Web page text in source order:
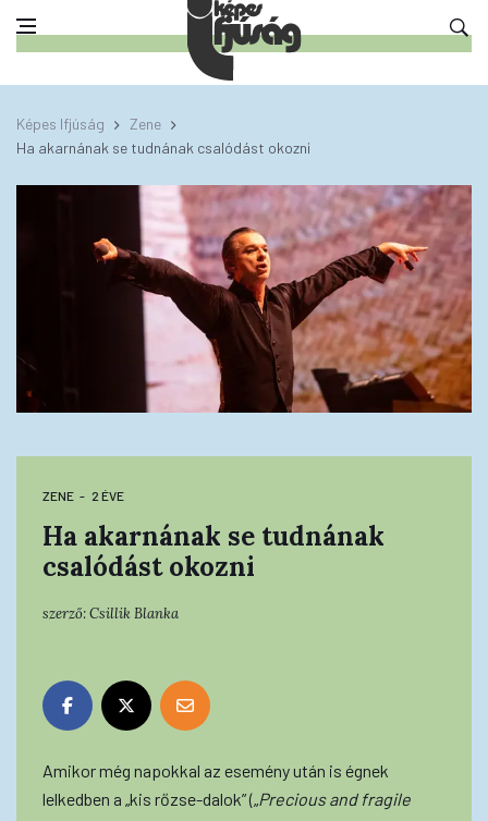
Képes Ifjúság
Zene
Ha akarnának se tudnának csalódást okozni
ZENE 2 ÉVE
Ha akarnának se tudnának
csalódást okozni
szerző:Csillik Blanka
Amikor még napokkal az esemény után is égnek
lelkedben a „kis rőzse-dalok” („ Precious and fragile